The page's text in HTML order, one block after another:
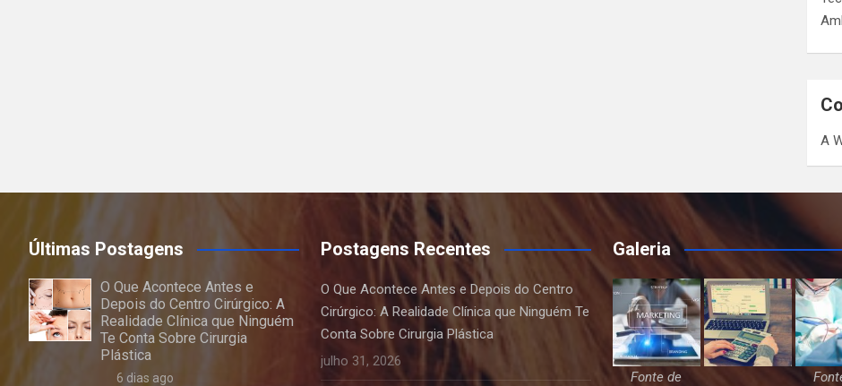
A
Últimas Postagens
O Que Acontece Antes e
Depois do Centro Cirúrgico: A
Realidade Clínica que Ninguém
Te Conta Sobre Cirurgia
Plástica
6 dias ago
Postagens Recentes
O Que Acontece Antes e Depois do Centro
Cirúrgico: A Realidade Clínica que Ninguém Te
Conta Sobre Cirurgia Plástica
julho 31, 2026
Galeria
Fonte de